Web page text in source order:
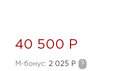
40 500 Р
M-бонус: 2 025 Р ?